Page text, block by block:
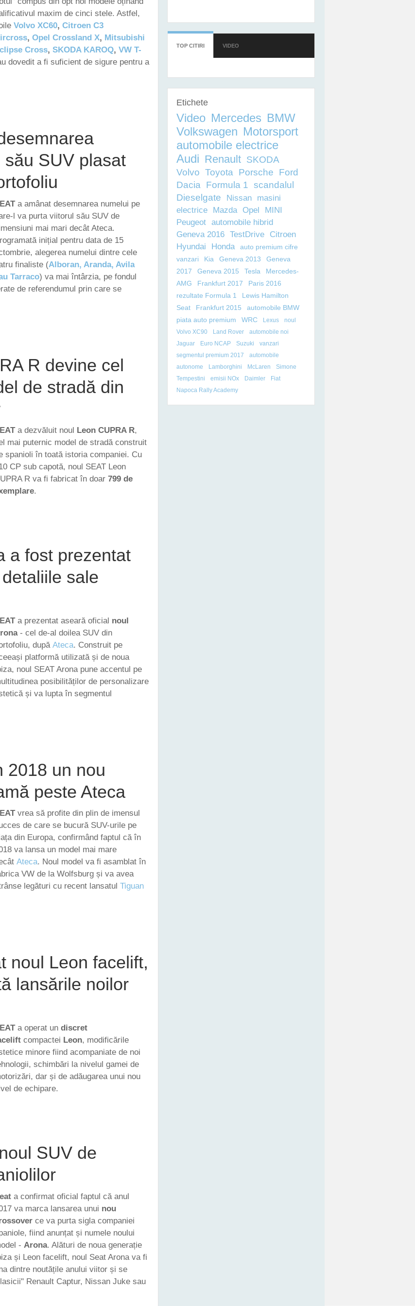
maxim de cinci stele. Astfel,
Volvo XC60,Citroen C3
,Opel Crossland X, Mitsubishi
Cross,SKODA KAROQ,VW T-
dovedit a fi suficient de sigure pentru a
SUV plasat
a amânat desemnarea numelui pe
l va purta viitorul său SUV de
mai mari decât Ateca.
inițial pentru data de 15
alegerea numelui dintre cele
finaliste (Alboran, Aranda, Avila
Tarraco) va mai întârzia, pe fondul
de referendumul prin care se
NUMELUI VIITORULUI SĂU SUV PLASAT PESTE ATECA ÎN PORTOFOLIU
R devine cel
de stradă din
a dezvăluit noul Leon CUPRA R,
mai puternic model de stradă construit
spanioli în toată istoria companiei. Cu
CP sub capotă, noul SEAT Leon
R va fi fabricat în doar799 de
.
a fost prezentat
sale
a prezentat aseară oficial noul
- cel de-al doilea SUV din
dupăAteca. Construit pe
platformă utilizată și de noua
noul SEAT Arona pune accentul pe
posibilităților de personalizare
și va lupta în segmentul
2018 un nou
peste Ateca
vrea să profite din plin de imensul
de care se bucură SUV-urile pe
din Europa, confirmând faptul că în
va lansa un model mai mare
Ateca. Noul model va fi asamblat în
VW de la Wolfsburg și va avea
legături cu recent lansatulTiguan
noul Leon facelift,
lansările noilor
a operat undiscret
compactei Leon, modificările
minore fiind acompaniate de noi
schimbări la nivelul gamei de
dar și de adăugarea unui nou
de echipare.
SUV de
a confirmat oficial faptul că anul
va marca lansarea unui nou
ce va purta sigla companiei
fiind anunțat și numele noului
- Arona. Alături de noua generație
și Leon facelift, noul Seat Arona va fi
dintre noutățile anului viitor și se
Renault Captur, Nissan Juke sau
TOP CITIRI (TAB ACTIV)
VIDEO
Etichete
Video Mercedes BMW
Volkswagen Motorsport
automobile electrice
Audi Renault SKODA
Volvo Toyota Porsche
Ford
Dacia
Formula 1 scandalul
Dieselgate
Nissan
masini
electrice
Mazda Opel
MINI
Peugeot automobile hibrid
Geneva 2016 TestDrive
Citroen
Hyundai
Honda
auto premium cifre
vanzari
Kia Geneva 2013
Geneva
2017
Geneva 2015 Tesla
Mercedes-
AMG
Frankfurt 2017
Paris 2016
rezultate Formula 1
Lewis Hamilton
Seat
Frankfurt 2015
automobile BMW
piata auto premium
WRC Lexus
noul
Volvo XC90
Land Rover
automobile noi
Jaguar
Euro NCAP Suzuki
vanzari
segmentul premium 2017
automobile
autonome
Lamborghini McLaren
Simone
Tempestini
emisii NOx Daimler
Fiat
Napoca Rally Academy